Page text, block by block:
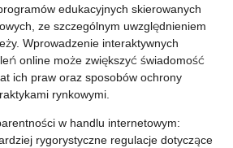
edukacyjnych skierowanych
ze szczególnym uwzględnieniem
Wprowadzenie interaktywnych
online może zwiększyć świadomość
ich praw oraz sposobów ochrony
rynkowymi.
w handlu internetowym:
rygorystyczne regulacje dotyczące